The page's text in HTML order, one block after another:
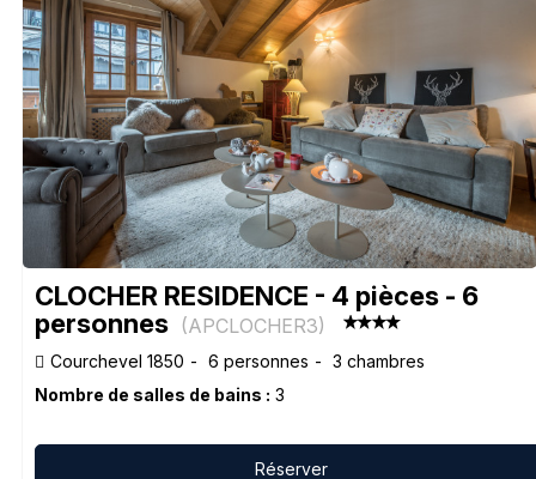
CLOCHER RESIDENCE - 4 pièces - 6
personnes (APCLOCHER3)
Courchevel 1850 6 personnes
3 chambres
Nombre de salles de bains : 3
Réserver